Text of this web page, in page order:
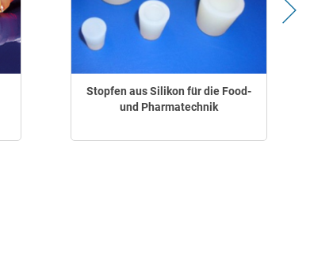
Stopfen aus Silikon für die Food-
und Pharmatechnik